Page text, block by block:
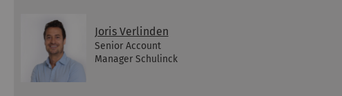
Joris Verlinden
Senior Account
Manager Schulinck